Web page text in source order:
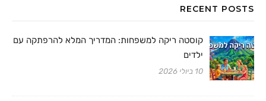
RECENT POSTS
קוסטה ריקה למשפחות: המדריך המלא להרפתקה עם
ילדים
10 ביולי 2026